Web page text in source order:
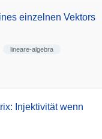
einzelnen Vektors
lineare-algebra
Injektivität wenn